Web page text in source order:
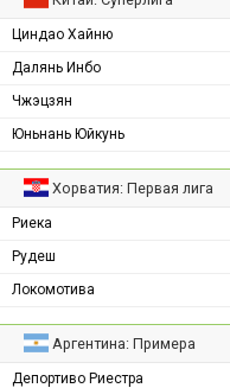
Циндао Хайню
Далянь Инбо
Чжэцзян
Юньнань Юйкунь
Хорватия: Первая лига
Риека
Рудеш
Локомотива
Аргентина: Примера
Депортиво Риестра